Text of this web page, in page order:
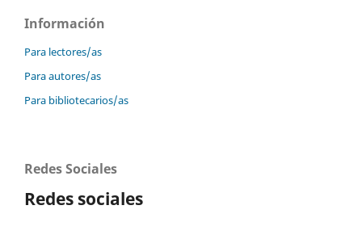
Información
Para lectores/as
Para autores/as
Para bibliotecarios/as
Redes Sociales
Redes sociales